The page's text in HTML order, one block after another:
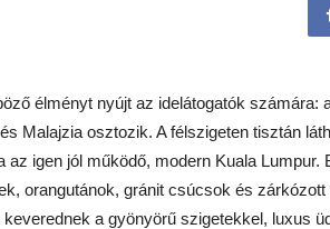
élményt nyújt az idelátogatók számára:
Malajzia osztozik. A félszigeten tisztán
az igen jól működő, modern Kuala Lumpur.
orangutánok, gránit csúcsok és
a gyönyörű szigetekkel, luxus